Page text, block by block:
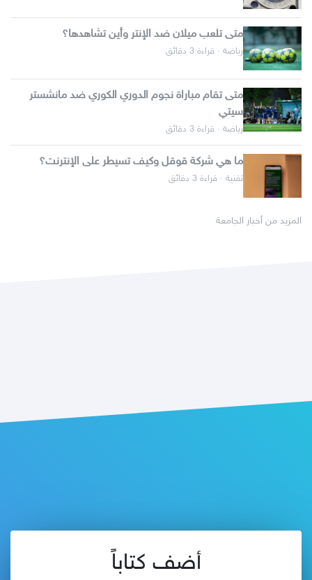
متى تلعب ميلان ضد الإنتر وأين تشاهدها؟
رياضة · قراءة 3 دقائق
متى تقام مباراة نجوم الدوري الكوري ضد مانشستر
سيتي
رياضة · قراءة 3 دقائق
ما هي شركة قوقل وكيف تسيطر على الإنترنت؟
تقنية · قراءة 3 دقائق
المزيد من أخبار الجامعة
أضف كتاباً